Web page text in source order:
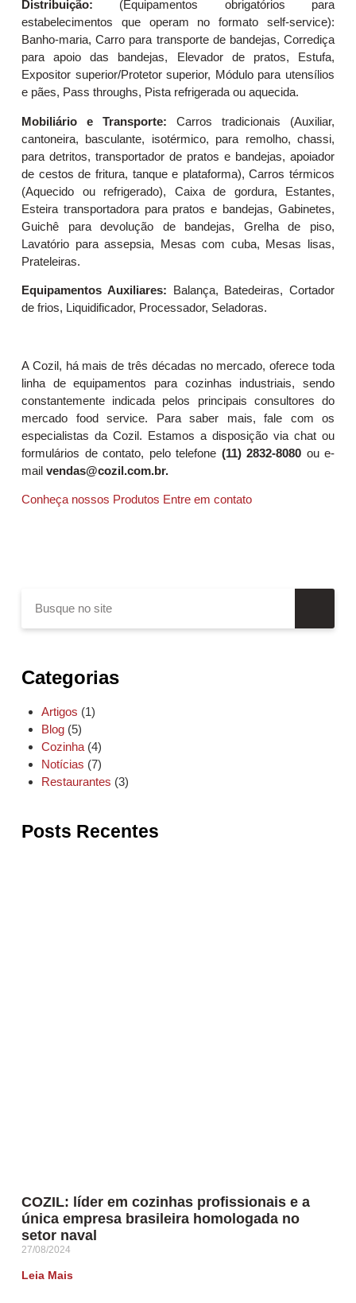
Distribuição: (Equipamentos obrigatórios para
estabelecimentos que operam no formato self-service):
Banho-maria, Carro para transporte de bandejas, Corrediça
para apoio das bandejas, Elevador de pratos, Estufa,
Expositor superior/Protetor superior, Módulo para utensílios
e pães, Pass throughs, Pista refrigerada ou aquecida.
Mobiliário e Transporte: Carros tradicionais (Auxiliar,
cantoneira, basculante, isotérmico, para remolho, chassi,
para detritos, transportador de pratos e bandejas, apoiador
de cestos de fritura, tanque e plataforma), Carros térmicos
(Aquecido ou refrigerado), Caixa de gordura, Estantes,
Esteira transportadora para pratos e bandejas, Gabinetes,
Guichê para devolução de bandejas, Grelha de piso,
Lavatório para assepsia, Mesas com cuba, Mesas lisas,
Prateleiras.
Equipamentos Auxiliares: Balança, Batedeiras, Cortador
de frios, Liquidificador, Processador, Seladoras.
A Cozil, há mais de três décadas no mercado, oferece toda
linha de equipamentos para cozinhas industriais, sendo
constantemente indicada pelos principais consultores do
mercado food service. Para saber mais, fale com os
especialistas da Cozil. Estamos a disposição via chat ou
formulários de contato, pelo telefone (11) 2832-8080 ou e-
mail vendas@cozil.com.br.
Conheça nossos Produtos Entre em contato
Categorias
Artigos (1)
Blog (5)
Cozinha (4)
Notícias (7)
Restaurantes (3)
Posts Recentes
COZIL: líder em cozinhas profissionais e a
única empresa brasileira homologada no
setor naval
27/08/2024
Leia Mais